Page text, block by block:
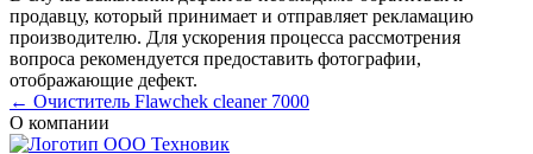
продавцу, который принимает и отправляет рекламацию
производителю. Для ускорения процесса рассмотрения
вопроса рекомендуется предоставить фотографии,
отображающие дефект.
← Очиститель Flawchek cleaner 7000
О компании